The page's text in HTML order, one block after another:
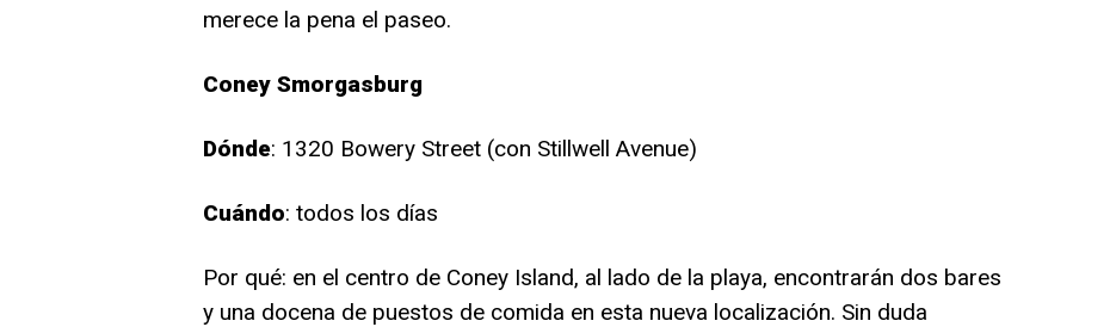
merece la pena el paseo.
Coney Smorgasburg
Dónde: 1320 Bowery Street (con Stillwell Avenue)
Cuándo: todos los días
Por qué: en el centro de Coney Island, al lado de la playa, encontrarán dos bares
y una docena de puestos de comida en esta nueva localización. Sin duda